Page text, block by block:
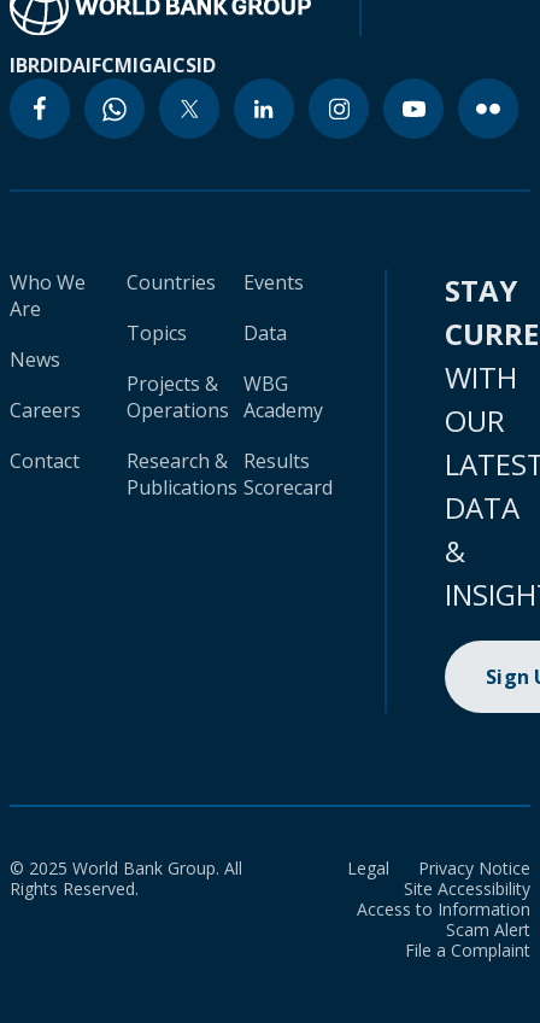
IBRDIDAIFCMIGAICSID
Who We
Are
News
Careers
Contact
Countries
Topics
Projects &
Operations
Research &
Publications
Events
Data
WBG
Academy
Results
Scorecard
STAY
WITH
OUR
DATA
&
Sign
© 2025 World Bank Group. All
Rights Reserved.
Legal
Privacy Notice
Site Accessibility
Access to Information
Scam Alert
File a Complaint